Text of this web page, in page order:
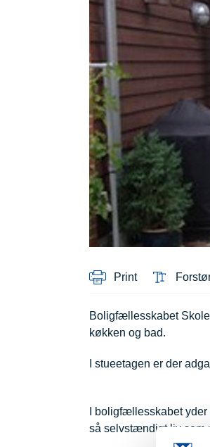
Print
Boligfællesskabet
køkken og bad.
I stueetagen er der
I boligfællesskabet
så selvstændigt liv som